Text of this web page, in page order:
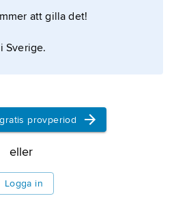
har ungefär samma
att gilla det!
Sverige.
provperiod
eller
Logga in